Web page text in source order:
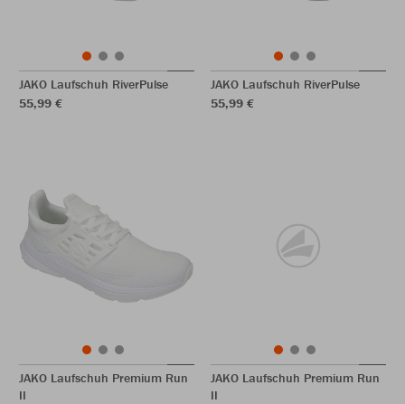
JAKO Laufschuh RiverPulse
55,99 €
JAKO Laufschuh RiverPulse
55,99 €
JAKO Laufschuh Premium Run
II
JAKO Laufschuh Premium Run
II